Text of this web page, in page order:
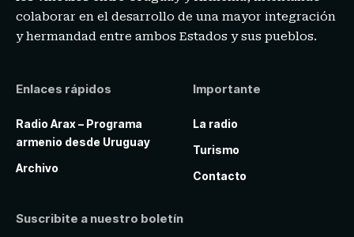
colaborar en el desarrollo de una mayor integración
y hermandad entre ambos Estados y sus pueblos.
Enlaces rápidos
Radio Arax – Programa
armenio desde Uruguay
Archivo
Importante
La radio
Turismo
Contacto
Suscribite a nuestro boletín